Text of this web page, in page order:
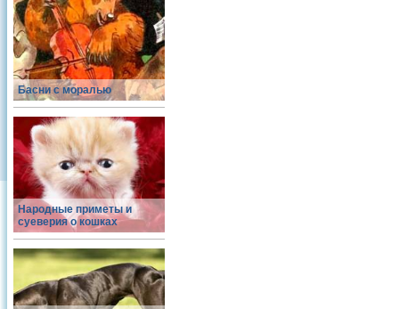
Басни с моралью
Народные приметы и
суеверия о кошках